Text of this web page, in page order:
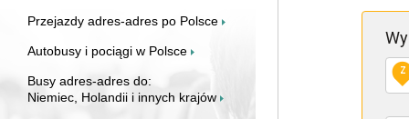
Przejazdy adres-adres po Polsce
Autobusy i pociągi w Polsce
Busy adres-adres do:
Niemiec, Holandii i innych krajów
Z